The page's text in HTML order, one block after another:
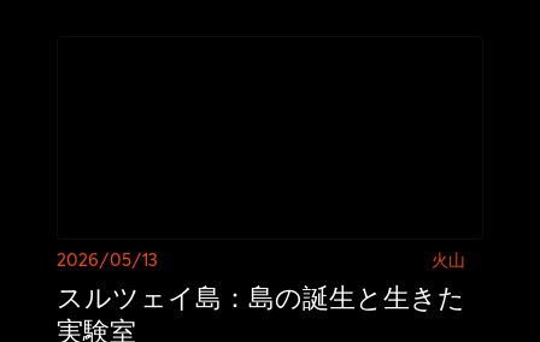
2026/05/13 火山
スルツェイ島：島の誕生と生きた
実験室